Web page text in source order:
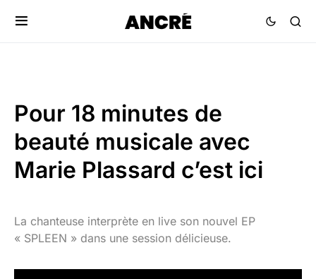
Pour 18 minutes de
beauté musicale avec
Marie Plassard c’est ici
La chanteuse interprète en live son nouvel EP
« SPLEEN » dans une session délicieuse.